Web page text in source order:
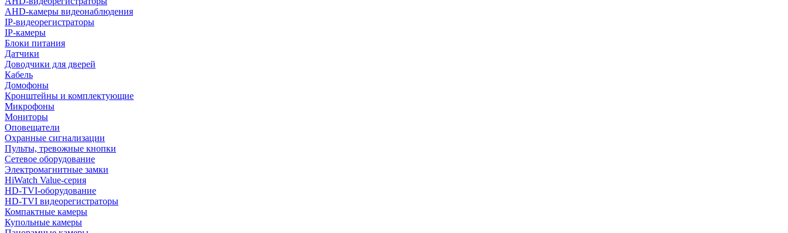
AHD-камеры видеонаблюдения
IP-видеорегистраторы
IP-камеры
Блоки питания
Датчики
Доводчики для дверей
Кабель
Домофоны
Кронштейны и комплектующие
Микрофоны
Мониторы
Оповещатели
Охранные сигнализации
Пульты, тревожные кнопки
Сетевое оборудование
Электромагнитные замки
HiWatch Value-серия
HD-TVI-оборудование
HD-TVI видеорегистраторы
Компактные камеры
Купольные камеры